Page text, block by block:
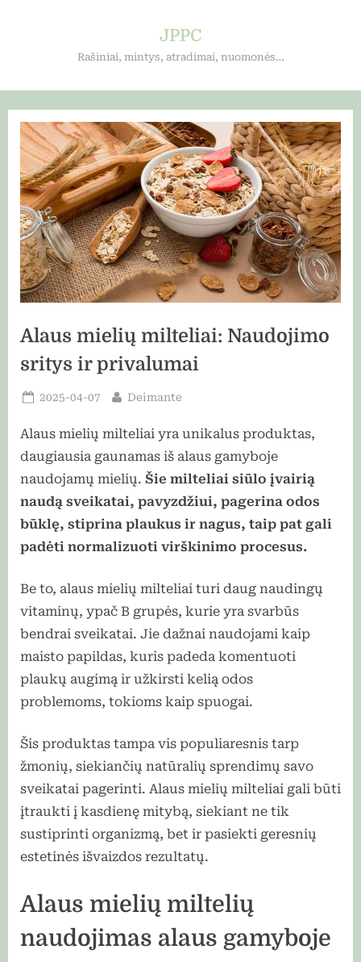
JPPC
Rašiniai, mintys, atradimai, nuomonės…
Alaus mielių milteliai: Naudojimo
sritys ir privalumai
Posted
2025-04-07 By
Deimante
Alaus mielių milteliai yra unikalus produktas,
daugiausia gaunamas iš alaus gamyboje
naudojamų mielių. Šie milteliai siūlo įvairią
naudą sveikatai, pavyzdžiui, pagerina odos
būklę, stiprina plaukus ir nagus, taip pat gali
padėti normalizuoti virškinimo procesus.
Be to, alaus mielių milteliai turi daug naudingų
vitaminų, ypač B grupės, kurie yra svarbūs
bendrai sveikatai. Jie dažnai naudojami kaip
maisto papildas, kuris padeda komentuoti
plaukų augimą ir užkirsti kelią odos
problemoms, tokioms kaip spuogai.
Šis produktas tampa vis populiaresnis tarp
žmonių, siekiančių natūralių sprendimų savo
sveikatai pagerinti. Alaus mielių milteliai gali būti
įtraukti į kasdienę mitybą, siekiant ne tik
sustiprinti organizmą, bet ir pasiekti geresnių
estetinės išvaizdos rezultatų.
Alaus mielių miltelių
naudojimas alaus gamyboje